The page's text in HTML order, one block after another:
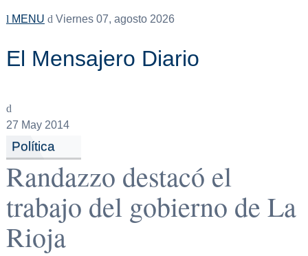
MENU Viernes 07, agosto 2026
El Mensajero Diario
27 May 2014
Política
Randazzo destacó el
trabajo del gobierno de La
Rioja